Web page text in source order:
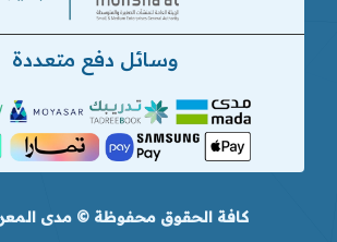
وسائل دفع متعددة
كافة الحقوق محفوظة © مدى المعرفة